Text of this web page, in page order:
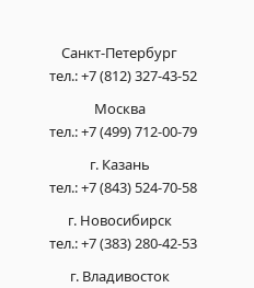
Санкт-Петербург
тел.:+7 (812) 327-43-52
Москва
тел.:+7 (499) 712-00-79
г. Казань
тел.:+7 (843) 524-70-58
г. Новосибирск
тел.:+7 (383) 280-42-53
г. Владивосток